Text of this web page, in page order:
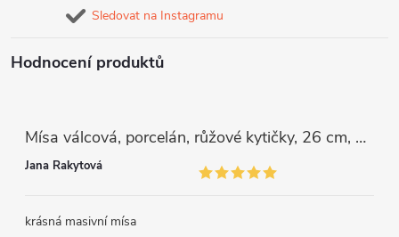
Sledovat na Instagramu
Hodnocení produktů
Mísa válcová, porcelán, růžové kytičky, 26 cm, G. Benedikt
Jana Rakytová
krásná masivní mísa